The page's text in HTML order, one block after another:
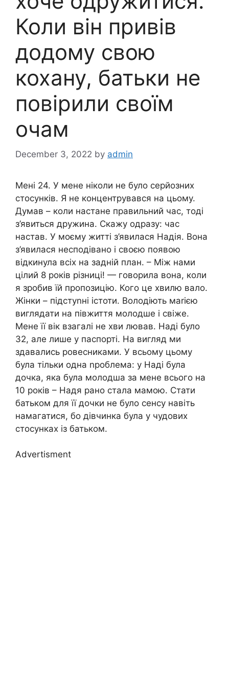
Коли він привів
додому свою
кохану, батьки не
повірили своїм
очам
December 3, 2022 by admin
Мені 24. У мене ніколи не було серйозних
стосунків. Я не концентрувався на цьому.
Думав – коли настане правильний час, тоді
з’явиться дружина. Скажу одразу: час
настав. У моєму житті з’явилася Надія. Вона
з’явилася несподівано і своєю появою
відкинула всіх на задній план. – Між нами
цілий 8 років різниці! — говорила вона, коли
я зробив їй пропозицію. Кого це хвилю вало.
Жінки – підстуnні істоти. Володіють маrією
виглядати на півжиття молодше і свіже.
Мене її вік взагалі не хви лював. Наді було
32, але лише у паспорті. На вигляд ми
здавались ровесниками. У всьому цьому
була тільки одна nроблема: у Наді була
дочка, яка була молодша за мене всього на
10 років – Надя рано стала мамою. Стати
батьком для її дочки не було сенсу навіть
намагатися, бо дівчинка була у чудових
стосунках із батьком.
Advertisment